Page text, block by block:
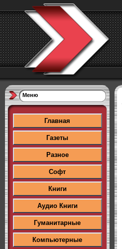
Меню
Главная
Газеты
Разное
Софт
Книги
Аудио Книги
Гуманитарные
Компьютерные